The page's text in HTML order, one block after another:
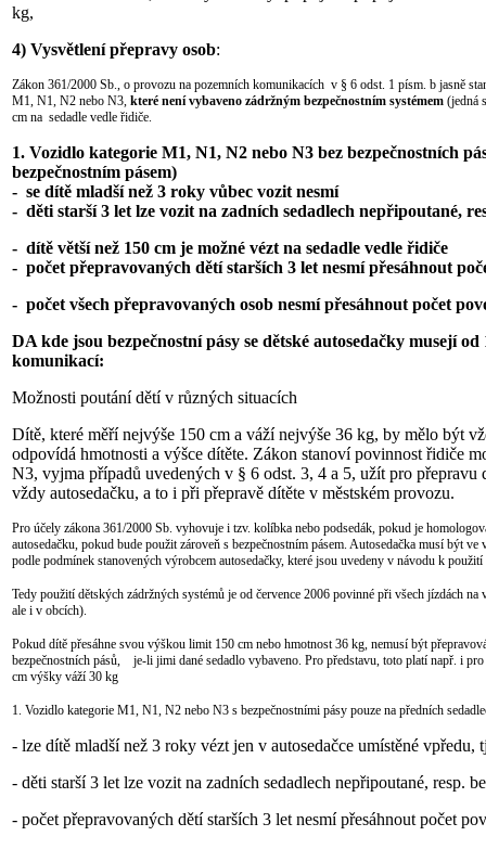
kg,
4) Vysvětlení přepravy osob:
Zákon 361/2000 Sb., o provozu na pozemních komunikacích v § 6 odst. 1 písm. b jasně
M1, N1, N2 nebo N3, které nenívybaveno zádržným bezpečnostním systémem (jedná
cm na sedadle vedle řidiče.
1. Vozidlo kategorie M1, N1, N2 nebo N3 bez bezpečnostních
bezpečnostním pásem)
- se dítě mladší než 3 roky vůbec vozit nesmí
- děti starší 3 let lze vozit na zadních sedadlech nepřipoutané,
- dítě větší než 150 cm je možné vézt na sedadle vedle řidiče
- počet přepravovaných dětí starších 3 let nesmí přesáhnout
- počet všech přepravovaných osob nesmí přesáhnout počet
DA kde jsou bezpečnostní pásy se dětské autosedačky musejíod
komunikací:
Možnosti poutání dětí v různých situacích
Dítě, které měří nejvýše 150 cm a váží nejvýše 36 kg, by mělo být
odpovídá hmotnosti a výšce dítěte. Zákon stanoví povinnost řidiče
N3, vyjma případů uvedených v § 6 odst. 3, 4 a 5, užít pro
vždy autosedačku, a to i při přepravě dítěte v městském provozu.
Pro účely zákona 361/2000 Sb. vyhovuje i tzv. kolíbka nebo podsedák, pokud je
autosedačku, pokud bude použit zároveň s bezpečnostním pásem. Autosedačka musí být
podle podmínek stanovených výrobcem autosedačky, které jsou uvedeny v návodu k použití
Tedy použití dětských zádržných systémů je od července 2006 povinné při všech jízdách
ale i v obcích).
Pokud dítě přesáhne svou výškou limit 150 cm nebo hmotnost 36 kg, nemusí být
bezpečnostních pásů, je-li jimi dané sedadlo vybaveno. Pro představu, toto platí např. i
cm výšky váží 30 kg
1. Vozidlo kategorie M1, N1, N2 nebo N3 s bezpečnostními pásy pouze na předních
- lze dítě mladší než 3 roky vézt jen v autosedačce umístěné vpředu,
- děti starší 3 let lze vozit na zadních sedadlech nepřipoutané, resp.
- počet přepravovaných dětí starších 3 let nesmí přesáhnout počet